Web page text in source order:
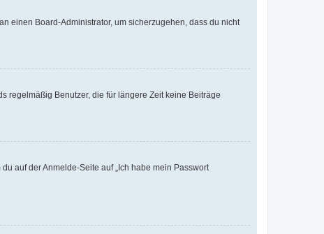
einen Board-Administrator, um sicherzugehen, dass du nicht
regelmäßig Benutzer, die für längere Zeit keine Beiträge
auf der Anmelde-Seite auf „Ich habe mein Passwort